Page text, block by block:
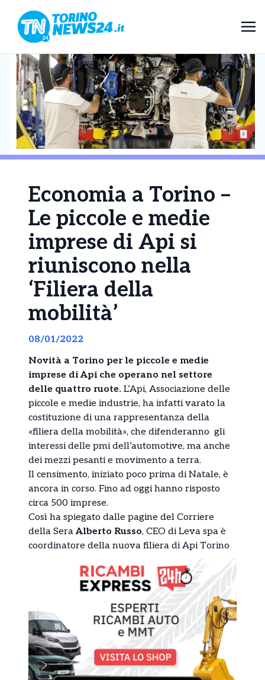
Economia a Torino –
Le piccole e medie
imprese di Api si
riuniscono nella
‘Filiera della
mobilità’
08/01/2022
Novità a Torino per le piccole e medie
imprese di Api che operano nel settore
delle quattro ruote. L’Api, Associazione delle
piccole e medie industrie, ha infatti varato la
costituzione di una rappresentanza della
«filiera della mobilità», che difenderanno gli
interessi delle pmi dell’automotive, ma anche
dei mezzi pesanti e movimento a terra.
Il censimento, iniziato poco prima di Natale, è
ancora in corso. Fino ad oggi hanno risposto
circa 500 imprese.
Così ha spiegato dalle pagine del Corriere
della Sera Alberto Russo, CEO di Leva spa è
coordinatore della nuova filiera di Api Torino